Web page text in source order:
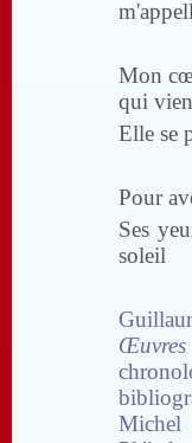
Mon
qui
Elle se
Pour
Ses
soleil